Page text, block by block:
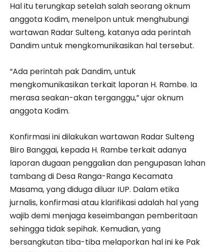
Hal itu terungkap setelah salah seorang oknum
anggota Kodim, menelpon untuk menghubungi
wartawan Radar Sulteng, katanya ada perintah
Dandim untuk mengkomunikasikan hal tersebut.
“Ada perintah pak Dandim, untuk
mengkomunikasikan terkait laporan H. Rambe. Ia
merasa seakan-akan terganggu,” ujar oknum
anggota Kodim.
Konfirmasi ini dilakukan wartawan Radar Sulteng
Biro Banggai, kepada H. Rambe terkait adanya
laporan dugaan penggalian dan pengupasan lahan
tambang di Desa Ranga-Ranga Kecamata
Masama, yang diduga diluar IUP. Dalam etika
jurnalis, konfirmasi atau klarifikasi adalah hal yang
wajib demi menjaga keseimbangan pemberitaan
sehingga tidak sepihak. Kemudian, yang
bersangkutan tiba-tiba melaporkan hal ini ke Pak